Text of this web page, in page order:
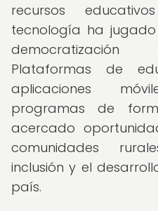
recursos
tecnología ha
democratización
Plataformas de
aplicaciones
programas de
acercado
comunidades
inclusión y el
país.